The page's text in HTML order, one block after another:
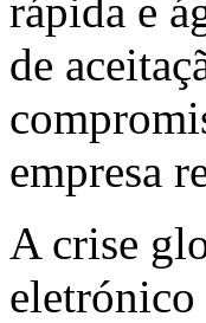
rápida e
de
empresa
A crise
eletrónico